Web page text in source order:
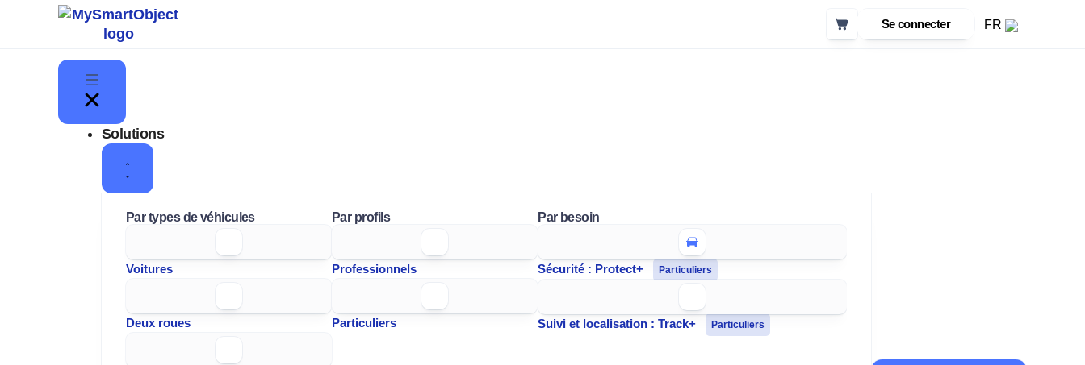
Panier Se connecter FR
Solutions
Fermer
Par types de véhicules
Voitures
Deux roues
Par profils
Professionnels
Particuliers
Par besoin
Sécurité : Protect+ Particuliers
Suivi et localisation : Track+ Particuliers
Fermer